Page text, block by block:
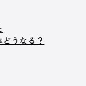
うなる？